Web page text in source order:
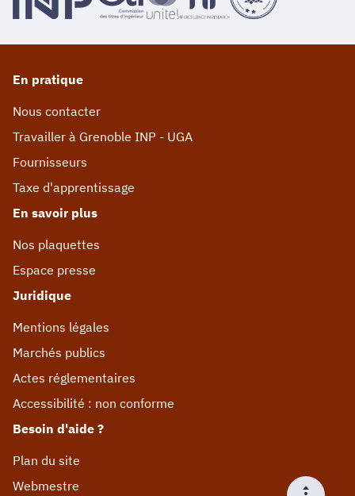
En pratique
Nous contacter
Travailler à Grenoble INP - UGA
Fournisseurs
Taxe d'apprentissage
En savoir plus
Nos plaquettes
Espace presse
Juridique
Mentions légales
Marchés publics
Actes réglementaires
Accessibilité : non conforme
Besoin d'aide ?
Plan du site
Webmestre